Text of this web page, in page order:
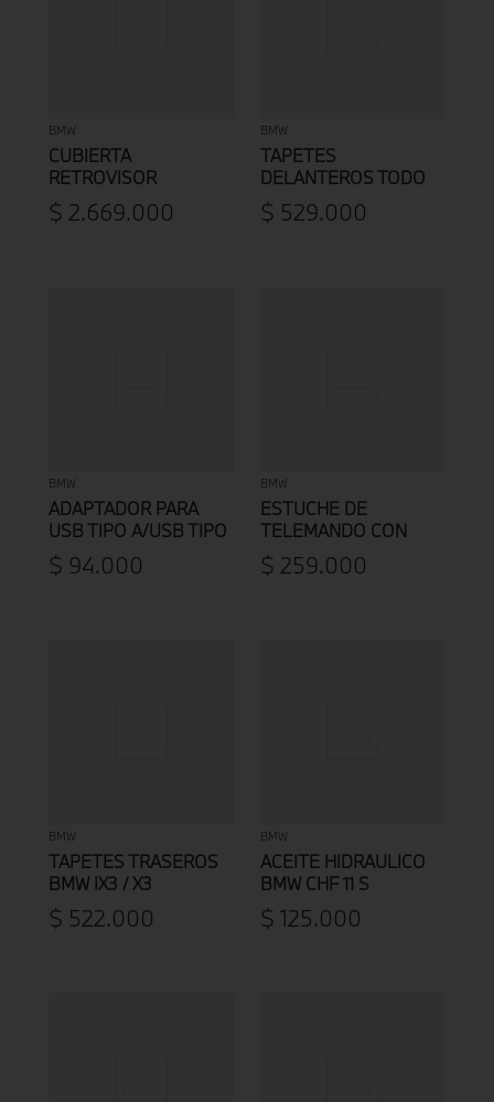
BMW
CUBIERTA
RETROVISOR
EXTERIOR DERECHO
CARBONO BMW
$ 2.669.000
BMW
TAPETES
DELANTEROS TODO
TIEMPO BMW SERIE 2
/ SERIE 3 / SERIE 4
$ 529.000
BMW
ADAPTADOR PARA
USB TIPO A/USB TIPO
C BMW
$ 94.000
BMW
ESTUCHE DE
TELEMANDO CON
ANILLO BMW
$ 259.000
BMW
TAPETES TRASEROS
BMW IX3 / X3
$ 522.000
BMW
ACEITE HIDRAULICO
BMW CHF 11 S
$ 125.000